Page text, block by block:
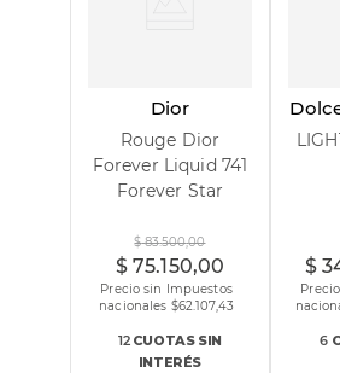
Dior
Rouge Dior
Forever Liquid 741
Forever Star
$ 83.500,00
$ 75.150,00
Precio sin Impuestos
nacionales $62.107,43
12CUOTAS SIN
INTERÉS
$
6